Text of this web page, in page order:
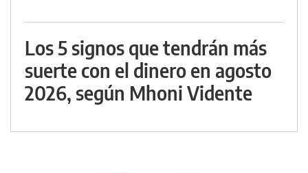
Los 5 signos que tendrán más
suerte con el dinero en agosto
2026, según Mhoni Vidente